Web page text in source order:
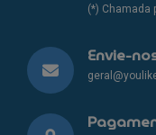
(*) Chamada
Envie-